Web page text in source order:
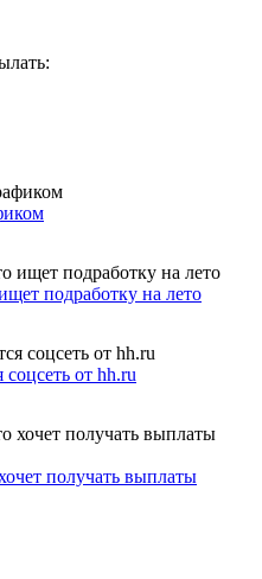
подработку на лето
соцсеть от hh.ru
получать выплаты